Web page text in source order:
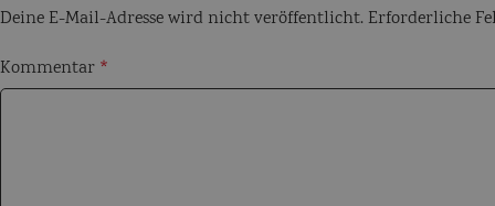
Deine E-Mail-Adresse wird nicht veröffentlicht. Erforderliche
Kommentar *